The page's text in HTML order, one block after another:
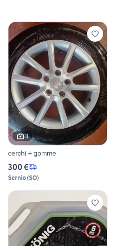
3
cerchi + gomme
300 €
Sernio(SO)